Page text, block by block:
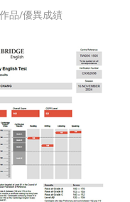
品/優異成績